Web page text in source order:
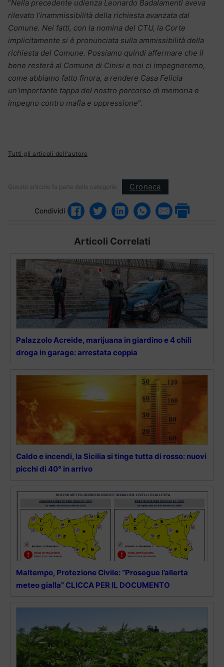
“Nella precedente udienza Leonardo Badalamenti aveva
rilevato l’inammissibilità della richiesta avanzata dal
Comune. Nei fatti, con la nomina del CTU, la Corte
implicitamente si è pronunciata sulla ammissibilità della
richiesta del Comune. Possiamo quindi affermare che il
bene resterà al Comune di Cinisi e noi ci impegneremo,
come abbiamo fatto finora, a rendere Casa Felicia
un’importante tappa del nostro percorso di memoria e
impegno contro mafia e oppressione“.
Tutti gli articoli dell'autore
Questo articolo fa parte delle categorie: Cronaca
Condividi
Articoli Correlati
Palazzolo Acreide, marijuana in giardino e 4 chili
droga in garage: arrestata coppia
Caldo e incendi, la Sicilia si tinge tutta di rosso: nuovi
picchi di 40° in arrivo
Maltempo, Protezione Civile: “Prosegue l’allerta
meteo gialla” CLICCA PER IL DOCUMENTO